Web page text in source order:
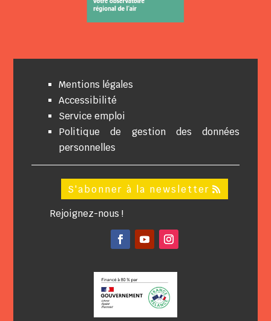
Mentions légales
Accessibilité
Service emploi
Politique de gestion des données
personnelles
S'abonner à la newsletter
Rejoignez-nous !